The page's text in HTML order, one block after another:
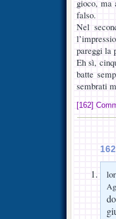
gioco, ma
falso.
Nel
pareggi la
Eh sì,
batte
sembrati
[162]